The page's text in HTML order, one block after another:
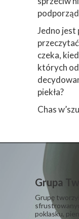
Wreszcie
nas
bunt to
sprzeciw
Jedno jest
przeczytać
czeka,
piekła?
Chas